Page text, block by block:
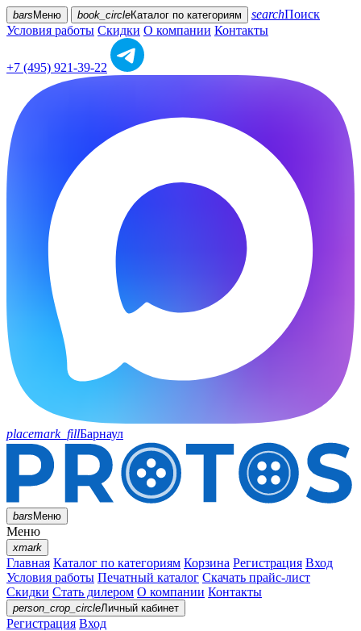
bars Меню book_circleКаталог по категориям searchПоиск
Условия работы Скидки О компании Контакты
+7 (495) 921-39-22
placemark_fillБарнаул
barsМеню
Меню
xmark
Главная Каталог по категориям Корзина Регистрация Вход
Условия работы Печатный каталог Скачать прайс-лист
Скидки Стать дилером О компании Контакты
person_crop_circleЛичный кабинет
Регистрация Вход